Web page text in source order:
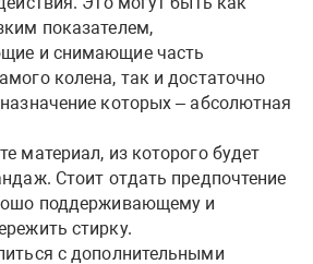
показателем,
и снимающие часть
колена, так и достаточно
которых – абсолютная
материал, из которого будет
Стоит отдать предпочтение
поддерживающему и
стирку.
с дополнительными